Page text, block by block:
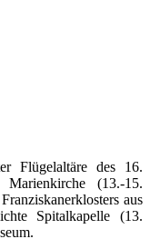
Flügelaltäre des 16.
Marienkirche (13.-15.
aus
Spitalkapelle (13.